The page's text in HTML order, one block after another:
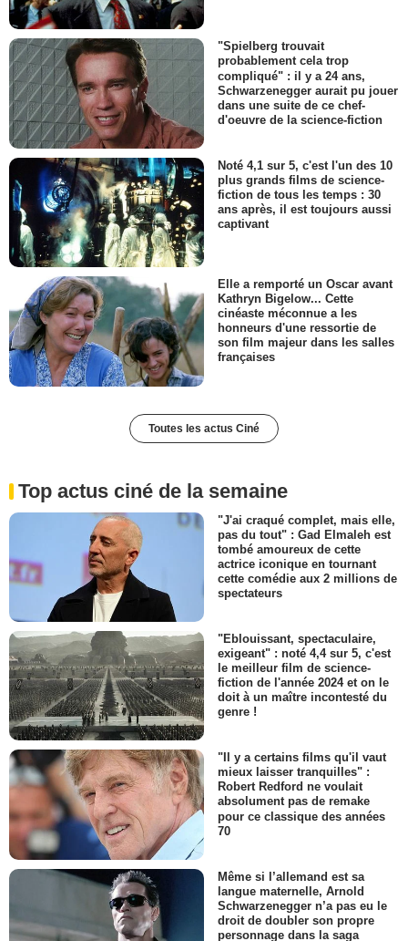
"Spielberg trouvait
probablement cela trop
compliqué" : il y a 24 ans,
Schwarzenegger aurait pu jouer
dans une suite de ce chef-
d'oeuvre de la science-fiction
Noté 4,1 sur 5, c'est l'un des 10
plus grands films de science-
fiction de tous les temps : 30
ans après, il est toujours aussi
captivant
Elle a remporté un Oscar avant
Kathryn Bigelow... Cette
cinéaste méconnue a les
honneurs d'une ressortie de
son film majeur dans les salles
françaises
Toutes les actus Ciné
Top actus ciné de la semaine
"J'ai craqué complet, mais elle,
pas du tout" : Gad Elmaleh est
tombé amoureux de cette
actrice iconique en tournant
cette comédie aux 2 millions de
spectateurs
"Eblouissant, spectaculaire,
exigeant" : noté 4,4 sur 5, c'est
le meilleur film de science-
fiction de l'année 2024 et on le
doit à un maître incontesté du
genre !
"Il y a certains films qu'il vaut
mieux laisser tranquilles" :
Robert Redford ne voulait
absolument pas de remake
pour ce classique des années
70
Même si l’allemand est sa
langue maternelle, Arnold
Schwarzenegger n’a pas eu le
droit de doubler son propre
personnage dans la saga